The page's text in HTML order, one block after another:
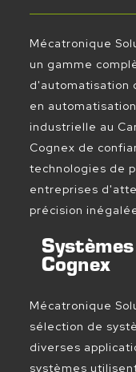
Mécatronique
un gamme
d'automatisation
en
industrielle au
Cognex de
technologies de
entreprises
précision
Cognex
Mécatronique
sélection de
diverses
systèmes